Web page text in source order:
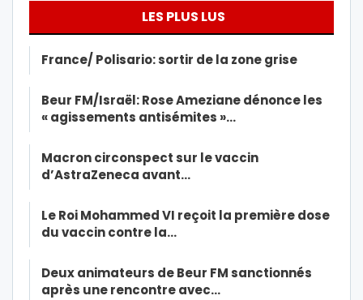
LES PLUS LUS
France/ Polisario: sortir de la zone grise
Beur FM/Israël: Rose Ameziane dénonce les
« agissements antisémites »…
Macron circonspect sur le vaccin
d’AstraZeneca avant…
Le Roi Mohammed VI reçoit la première dose
du vaccin contre la…
Deux animateurs de Beur FM sanctionnés
après une rencontre avec…